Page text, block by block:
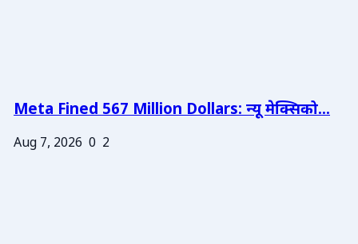
Meta Fined 567 Million Dollars: न्यू मेक्सिको...
Aug 7, 2026 0 2